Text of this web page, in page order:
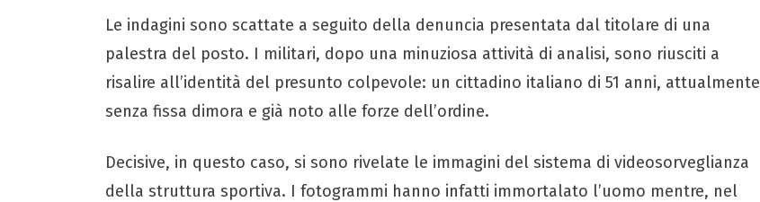
Le indagini sono scattate a seguito della denuncia presentata dal titolare di una
palestra del posto. I militari, dopo una minuziosa attività di analisi, sono riusciti a
risalire all’identità del presunto colpevole: un cittadino italiano di 51 anni, attualmente
senza fissa dimora e già noto alle forze dell’ordine.
Decisive, in questo caso, si sono rivelate le immagini del sistema di videosorveglianza
della struttura sportiva. I fotogrammi hanno infatti immortalato l’uomo mentre, nel